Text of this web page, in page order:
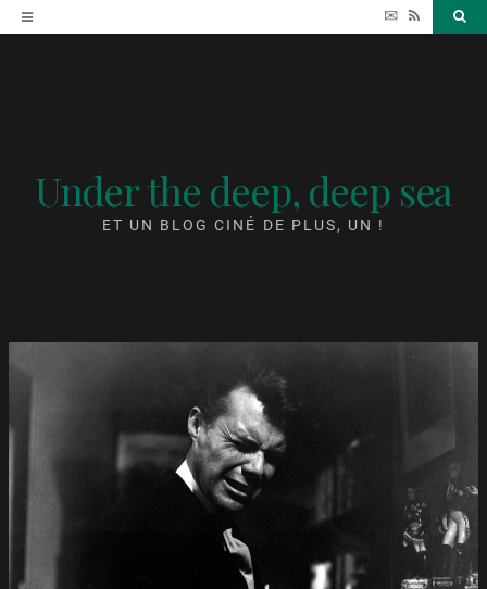
Accéder
au
✉ RSS
Under the deep, deep sea
ET UN BLOG CINÉ DE PLUS, UN !